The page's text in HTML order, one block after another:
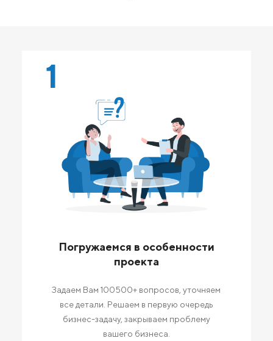
1
Погружаемся в особенности
проекта
Задаем Вам 100500+ вопросов, уточняем
все детали. Решаем в первую очередь
бизнес-задачу, закрываем проблему
вашего бизнеса.